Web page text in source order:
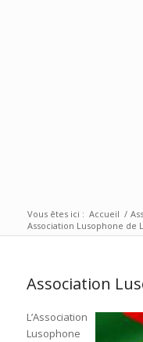
Vous êtes ici : Accueil /
Association Lusophone de
Association
L’Association
Lusophone